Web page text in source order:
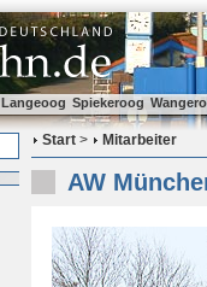
Langeoog Spiekeroog
Start > Mitarbeiter
AW